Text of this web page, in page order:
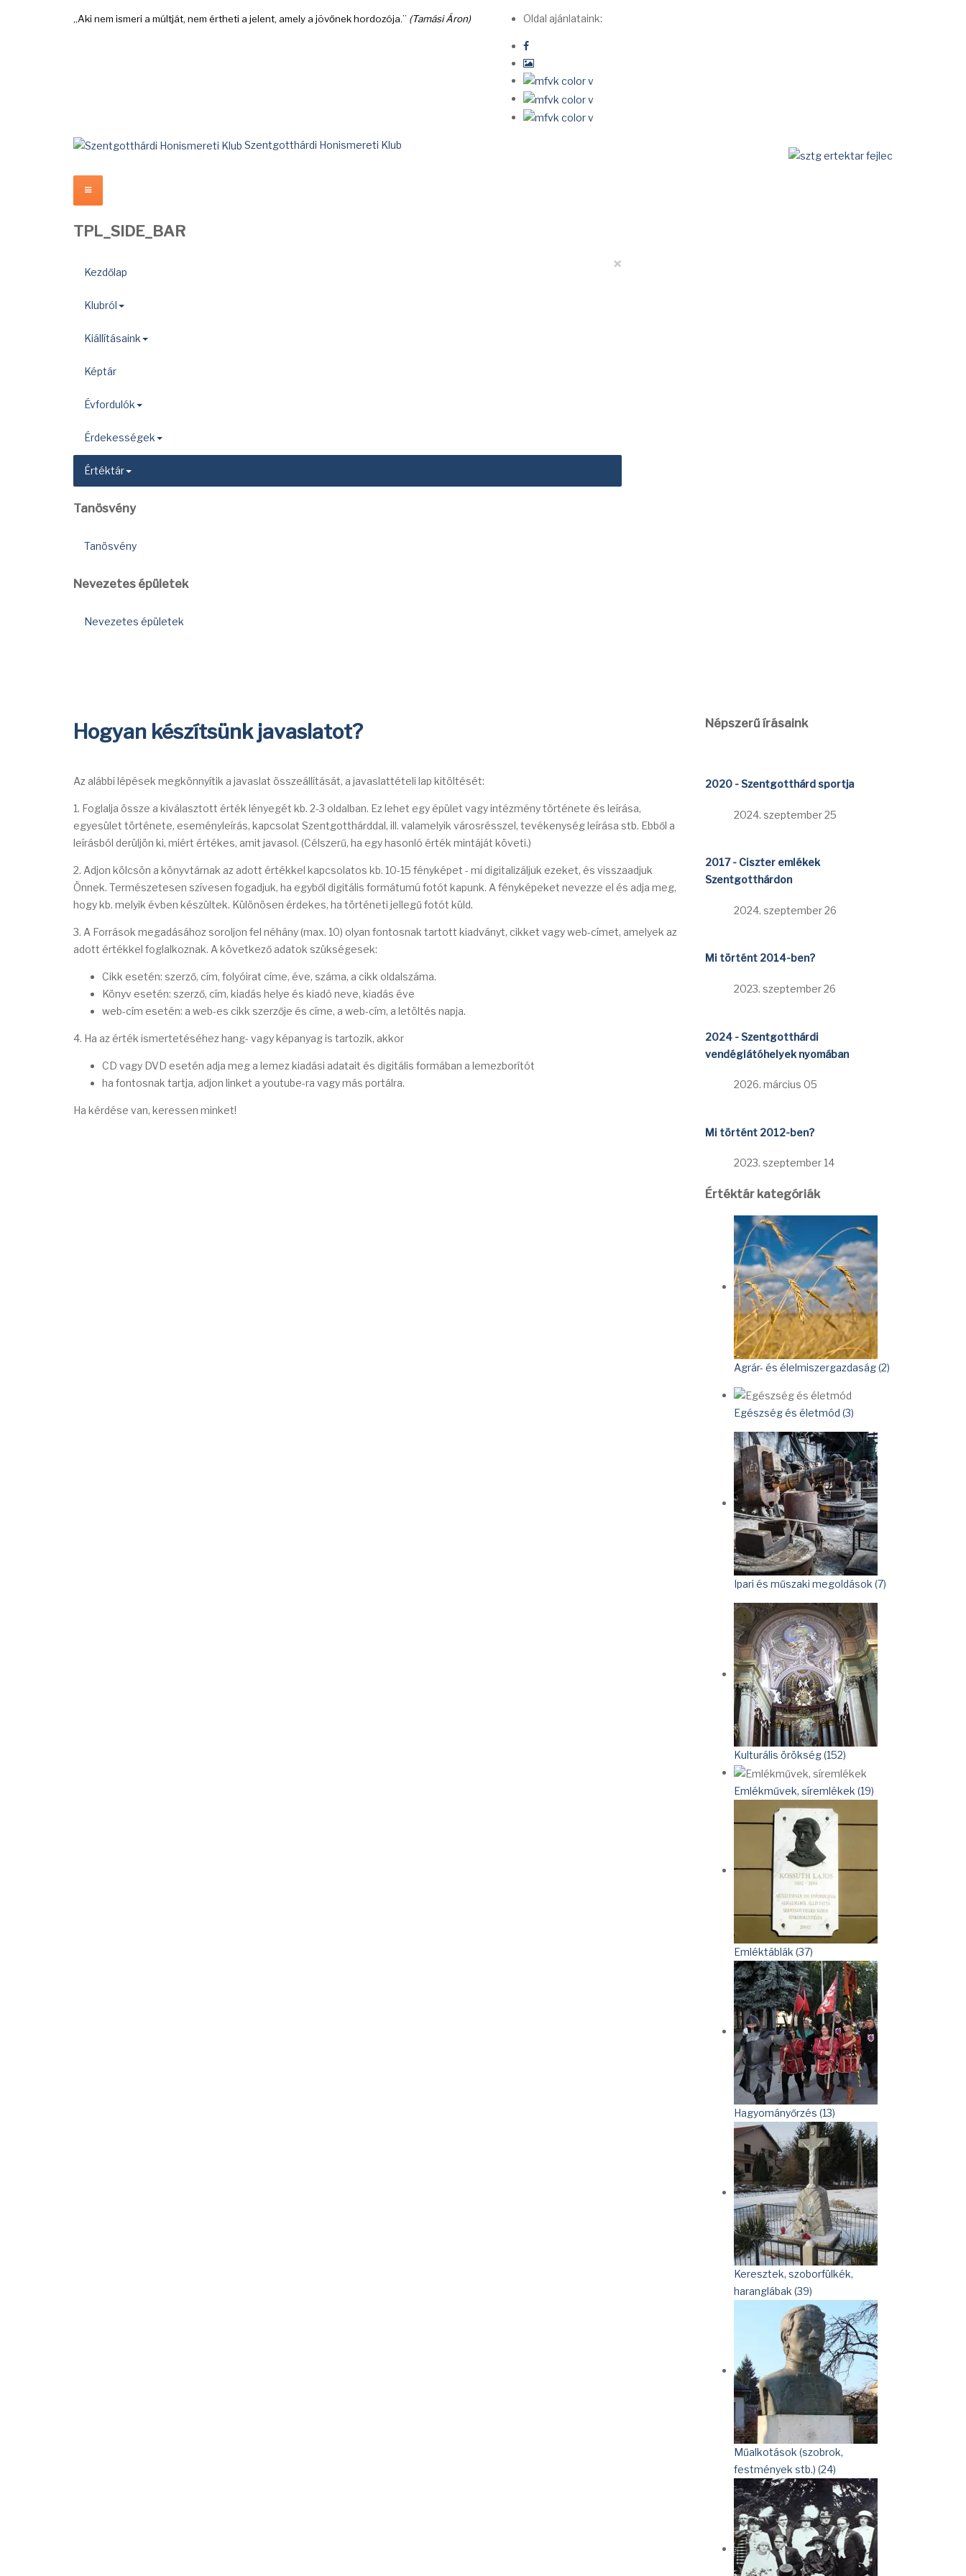
„Aki nem ismeri a múltját, nem értheti a jelent, amely a jövőnek hordozója.” (Tamási Áron) Oldal ajánlataink:
Szentgotthárdi Honismereti Klub
TPL_SIDE_BAR
×
Kezdőlap
Klubról
Kiállításaink
Képtár
Évfordulók
Érdekességek
Értéktár
Tanösvény
Tanösvény
Nevezetes épületek
Nevezetes épületek
Hogyan készítsünk javaslatot?
Az alábbi lépések megkönnyítik a javaslat összeállítását, a javaslattételi lap kitöltését:
1. Foglalja össze a kiválasztott érték lényegét kb. 2-3 oldalban. Ez lehet egy épület vagy intézmény története és leírása,
egyesület története, eseményleírás, kapcsolat Szentgotthárddal, ill. valamelyik városrésszel, tevékenység leírása stb. Ebből a
leírásból derüljön ki, miért értékes, amit javasol. (Célszerű, ha egy hasonló érték mintáját követi.)
2. Adjon kölcsön a könyvtárnak az adott értékkel kapcsolatos kb. 10-15 fényképet - mi digitalizáljuk ezeket, és visszaadjuk
Önnek. Természetesen szívesen fogadjuk, ha egyből digitális formátumú fotót kapunk. A fényképeket nevezze el és adja meg,
hogy kb. melyik évben készültek. Különösen érdekes, ha történeti jellegű fotót küld.
3. A Források megadásához soroljon fel néhány (max. 10) olyan fontosnak tartott kiadványt, cikket vagy web-címet, amelyek az
adott értékkel foglalkoznak. A következő adatok szükségesek:
Cikk esetén: szerző, cím, folyóirat címe, éve, száma, a cikk oldalszáma.
Könyv esetén: szerző, cím, kiadás helye és kiadó neve, kiadás éve
web-cím esetén: a web-es cikk szerzője és címe, a web-cím, a letöltés napja.
4. Ha az érték ismertetéséhez hang- vagy képanyag is tartozik, akkor
CD vagy DVD esetén adja meg a lemez kiadási adatait és digitális formában a lemezborítót
ha fontosnak tartja, adjon linket a youtube-ra vagy más portálra.
Ha kérdése van, keressen minket!
Népszerű írásaink
2020 - Szentgotthárd sportja
2024. szeptember 25
2017 - Ciszter emlékek
Szentgotthárdon
2024. szeptember 26
Mi történt 2014-ben?
2023. szeptember 26
2024 - Szentgotthárdi
vendéglátóhelyek nyomában
2026. március 05
Mi történt 2012-ben?
2023. szeptember 14
Értéktár kategóriák
Agrár- és élelmiszergazdaság (2)
Egészség és életmód (3)
Ipari és műszaki megoldások (7)
Kulturális örökség (152)
Emlékművek, síremlékek (19)
Emléktáblák (37)
Hagyományőrzés (13)
Keresztek, szoborfülkék,
haranglábak (39)
Műalkotások (szobrok,
festmények stb.) (24)